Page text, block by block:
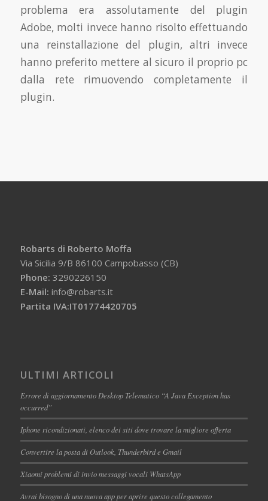
problema era assolutamente del plugin
Adobe, molti invece hanno risolto effettuando
una reinstallazione del plugin, altri invece
hanno preferito mettere al sicuro il proprio pc
dalla rete rimuovendo completamente il
plugin.
Robarts di Roberto Moffa
Via Sicilia 9/B 86100 Campobasso (CB)
Phone: 3290226150
E-Mail: info@robarts.it
Partita IVA:IT01774420705
ULTIMI ARTICOLI
Errore di aggiornamento Desktop Telematico “A Java Exception has
occurred”
Iphone ricondizionati, elenco dei siti dove trovare la migliore offerta
Convertire la posta di Outlook, Thunderbird e Gmail
Xiaomi problemi di invio messaggi vocali WhatsApp
Avrai bisogno di una nuova app per aprire questo collegamento